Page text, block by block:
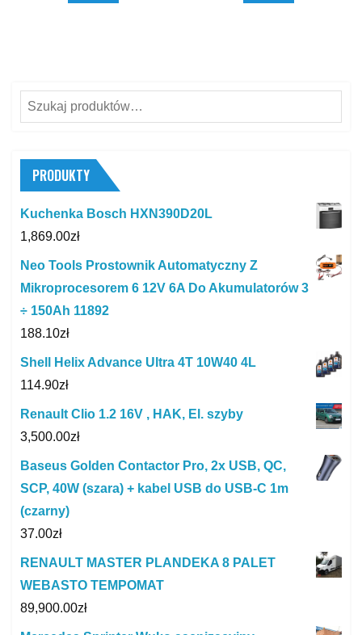
Szukaj:
PRODUKTY
Kuchenka Bosch HXN390D20L
1,869.00zł
Neo Tools Prostownik Automatyczny Z
Mikroprocesorem 6 12V 6A Do Akumulatorów 3
÷ 150Ah 11892
188.10zł
Shell Helix Advance Ultra 4T 10W40 4L
114.90zł
Renault Clio 1.2 16V , HAK, El. szyby
3,500.00zł
Baseus Golden Contactor Pro, 2x USB, QC,
SCP, 40W (szara) + kabel USB do USB-C 1m
(czarny)
37.00zł
RENAULT MASTER PLANDEKA 8 PALET
WEBASTO TEMPOMAT
89,900.00zł